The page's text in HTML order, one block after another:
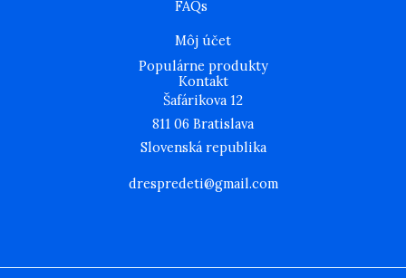
FAQs
Môj účet
Populárne produkty
Kontakt
Šafárikova 12
811 06 Bratislava
Slovenská republika
drespredeti@gmail.com